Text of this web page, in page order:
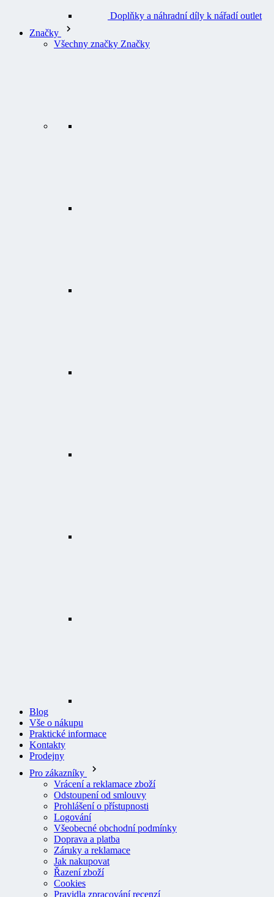
Všechny značky Značky
Vše o nákupu
Praktické informace
Kontakty
Prodejny
Pro zákazníky
Vrácení a reklamace zboží
Odstoupení od smlouvy
Prohlášení o přístupnosti
Logování
Všeobecné obchodní podmínky
Doprava a platba
Záruky a reklamace
Jak nakupovat
Řazení zboží
Cookies
Pravidla zpracování recenzí
Ochrana osobních údajů